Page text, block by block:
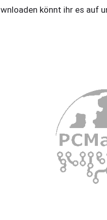
könnt ihr es auf